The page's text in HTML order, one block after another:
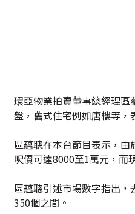
環亞物業拍賣董事總經理
盤，舊式住宅例如唐樓等，
區蘊聰在本台節目表示，
呎價可達8000至1萬元，而
區蘊聰引述市場數字指出
350個之間。